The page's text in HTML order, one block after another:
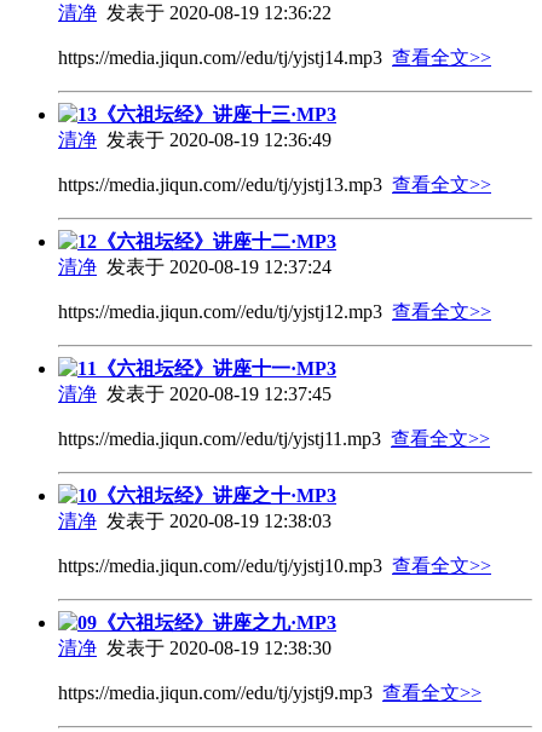
清净 发表于 2020-08-19 12:36:22
https://media.jiqun.com//edu/tj/yjstj14.mp3 查看全文>>
13《六祖坛经》讲座十三·MP3
清净 发表于 2020-08-19 12:36:49
https://media.jiqun.com//edu/tj/yjstj13.mp3 查看全文>>
12《六祖坛经》讲座十二·MP3
清净 发表于 2020-08-19 12:37:24
https://media.jiqun.com//edu/tj/yjstj12.mp3 查看全文>>
11《六祖坛经》讲座十一·MP3
清净 发表于 2020-08-19 12:37:45
https://media.jiqun.com//edu/tj/yjstj11.mp3 查看全文>>
10《六祖坛经》讲座之十·MP3
清净 发表于 2020-08-19 12:38:03
https://media.jiqun.com//edu/tj/yjstj10.mp3 查看全文>>
09《六祖坛经》讲座之九·MP3
清净 发表于 2020-08-19 12:38:30
https://media.jiqun.com//edu/tj/yjstj9.mp3 查看全文>>